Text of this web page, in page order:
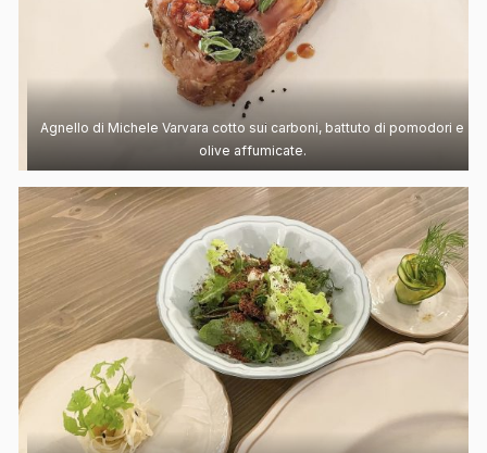
Agnello di Michele Varvara cotto sui carboni, battuto di pomodori e
olive affumicate.